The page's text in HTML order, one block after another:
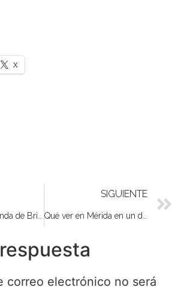
X
Campos de lavanda de Brihuega
SIGUIENTE
Qué ver en Mérida en un día
correo electrónico no será